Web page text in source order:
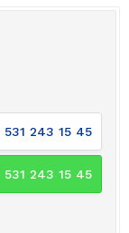
531 243 15 45
531 243 15 45